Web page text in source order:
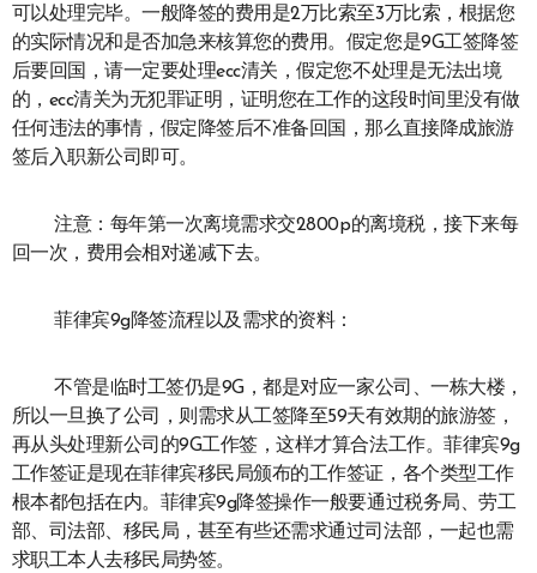
可以处理完毕。一般降签的费用是2万比索至3万比索，根据您
的实际情况和是否加急来核算您的费用。假定您是9G工签降签
后要回国，请一定要处理ecc清关，假定您不处理是无法出境
的，ecc清关为无犯罪证明，证明您在工作的这段时间里没有做
任何违法的事情，假定降签后不准备回国，那么直接降成旅游
签后入职新公司即可。
注意：每年第一次离境需求交2800p的离境税，接下来每
回一次，费用会相对递减下去。
菲律宾9g降签流程以及需求的资料：
不管是临时工签仍是9G，都是对应一家公司、一栋大楼，
所以一旦换了公司，则需求从工签降至59天有效期的旅游签，
再从头处理新公司的9G工作签，这样才算合法工作。菲律宾9g
工作签证是现在菲律宾移民局颁布的工作签证，各个类型工作
根本都包括在内。菲律宾9g降签操作一般要通过税务局、劳工
部、司法部、移民局，甚至有些还需求通过司法部，一起也需
求职工本人去移民局势签。